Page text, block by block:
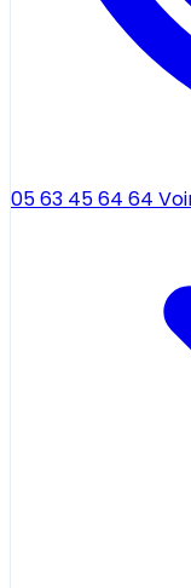
05 63 45 64 64